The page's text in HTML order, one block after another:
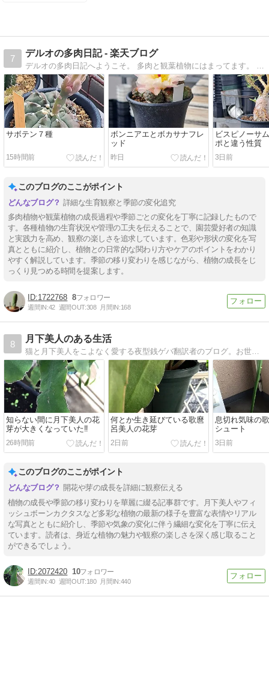
7
デルオの多肉日記 - 楽天ブログ
サボテン７種
15時間前
ボンニアエとボカサナフレ
ッド
昨日
ビスピノーサ
ポと違う性質
3日前
このブログのここがポイント
詳細な生育観察と季節の変化追究
多肉植物や観葉植物の成長過程や季節ごとの変化を丁寧に記録したもので
す。各種植物の生育状況や管理の工夫を伝えることで、園芸愛好者の知識
と実践力を高め、観察の楽しさを追求しています。色彩や形状の変化を写
真とともに紹介し、植物との日常的な関わり方やケアのポイントをわかり
やすく解説しています。季節の移り変わりを感じながら、植物の成長をじ
っくり見つめる時間を提案します。
1722768 8
週間IN:42 週間OUT:308 月間IN:168
8
月下美人のある生活
知らない間に月下美人の花
芽が大きくなっていた‼️
26時間前
何とか生き延びている歌麿
呂美人の花芽
2日前
息切れ気味の
シュート
3日前
このブログのここがポイント
開花や芽の成長を詳細に観察伝える
植物の成長や季節の移り変わりを華麗に綴る記事群です。月下美人やフィ
ッシュボーンカクタスなど多彩な植物の最新の様子を豊富な表情やリアル
な写真とともに紹介し、季節や気象の変化に伴う繊細な変化を丁寧に伝え
ています。読者は、身近な植物の魅力や観察の楽しさを深く感じ取ること
ができるでしょう。
2072420 10
週間IN:40 週間OUT:180 月間IN:440